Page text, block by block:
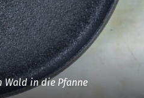
Wald in die Pfanne